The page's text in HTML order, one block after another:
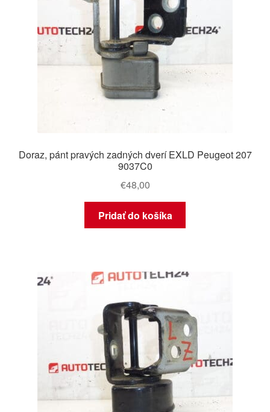
Doraz, pánt pravých zadných dverí EXLD Peugeot 207
9037C0
€48,00
Pridať do košíka